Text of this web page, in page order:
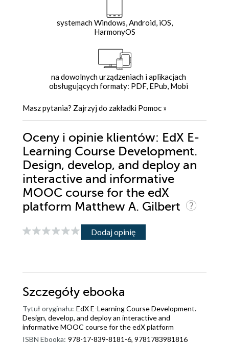
systemach Windows, Android, iOS,
HarmonyOS
na dowolnych urządzeniach i aplikacjach
obsługujących formaty: PDF, EPub, Mobi
Masz pytania? Zajrzyj do zakładki Pomoc »
Oceny i opinie klientów: EdX E-
Learning Course Development.
Design, develop, and deploy an
interactive and informative
MOOC course for the edX
platform Matthew A. Gilbert
Dodaj opinię
Szczegóły ebooka
Tytuł oryginału: EdX E-Learning Course Development.
Design, develop, and deploy an interactive and
informative MOOC course for the edX platform
ISBN Ebooka: 978-17-839-8181-6, 9781783981816